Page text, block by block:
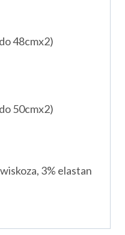
48cmx2)
50cmx2)
3% elastan